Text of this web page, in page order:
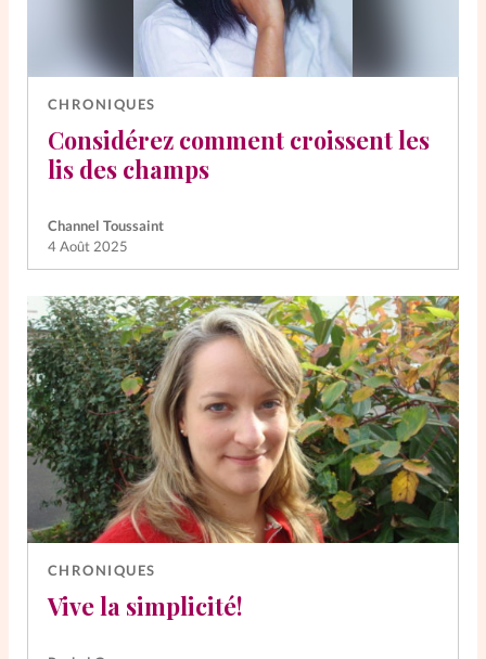
SpirituElles devient Relations
Aujourd’hui!
Faire un don
La Pause SpirituElles - toutes les
éditions
À propos
La rédaction
Mon compte
Changement d'adresse
Nous contacter
CHRONIQUES
Considérez comment croissent les
lis des champs
Channel Toussaint
4 Août 2025
CHRONIQUES
Vive la simplicité!